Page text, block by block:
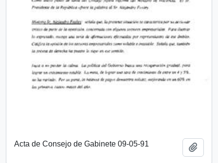
Acta de Consejo de Gabinete 09-05-91